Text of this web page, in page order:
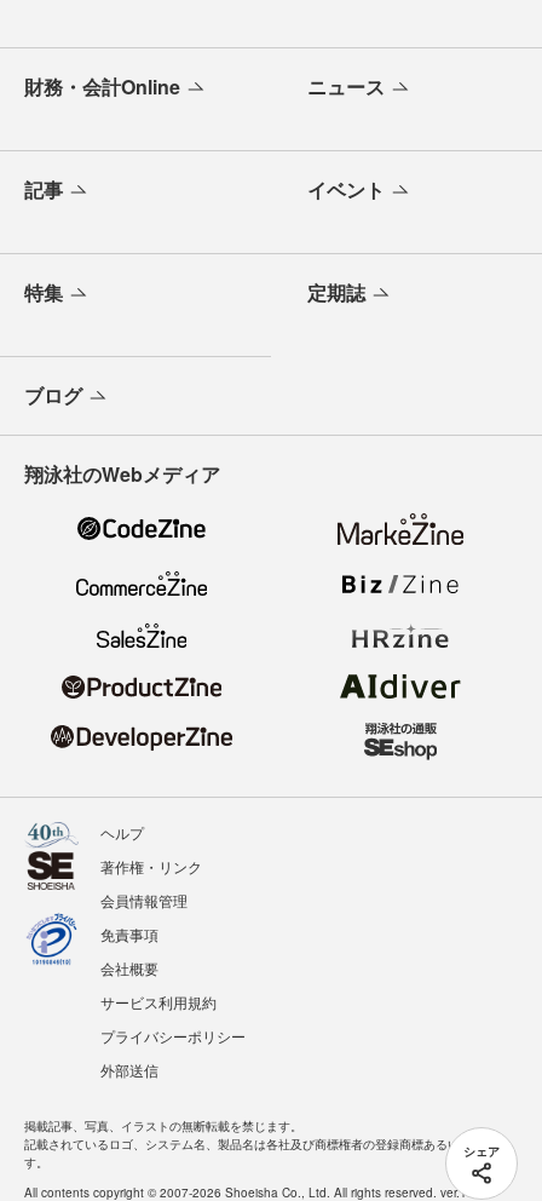
シェア
財務・会計Online ニュース
記事 イベント
特集 定期誌
ブログ
翔泳社のWebメディア
ヘルプ
著作権・リンク
会員情報管理
免責事項
会社概要
サービス利用規約
プライバシーポリシー
外部送信
掲載記事、写真、イラストの無断転載を禁じます。
記載されているロゴ、システム名、製品名は各社及び商標権者の登録商標あるいは商標で
す。
All contents copyright © 2007-2026 Shoeisha Co., Ltd. All rights reserved. ver.1.5